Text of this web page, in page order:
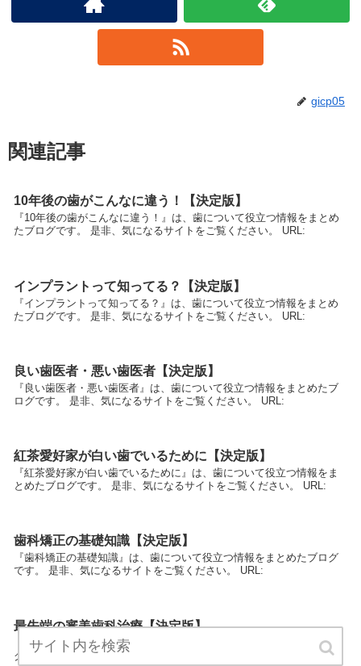
gicp05
関連記事
10年後の歯がこんなに違う！【決定版】
『10年後の歯がこんなに違う！』は、歯について役立つ情報をまとめ
たブログです。 是非、気になるサイトをご覧ください。 URL:
インプラントって知ってる？【決定版】
『インプラントって知ってる？』は、歯について役立つ情報をまとめ
たブログです。 是非、気になるサイトをご覧ください。 URL:
良い歯医者・悪い歯医者【決定版】
『良い歯医者・悪い歯医者』は、歯について役立つ情報をまとめたブ
ログです。 是非、気になるサイトをご覧ください。 URL:
紅茶愛好家が白い歯でいるために【決定版】
『紅茶愛好家が白い歯でいるために』は、歯について役立つ情報をま
とめたブログです。 是非、気になるサイトをご覧ください。 URL:
歯科矯正の基礎知識【決定版】
『歯科矯正の基礎知識』は、歯について役立つ情報をまとめたブログ
です。 是非、気になるサイトをご覧ください。 URL:
最先端の審美歯科治療【決定版】
『最先端の審美歯科治療』は、歯について役立つ情報をまとめたブロ
グです。 是非、気になるサイトをご覧ください。 URL: